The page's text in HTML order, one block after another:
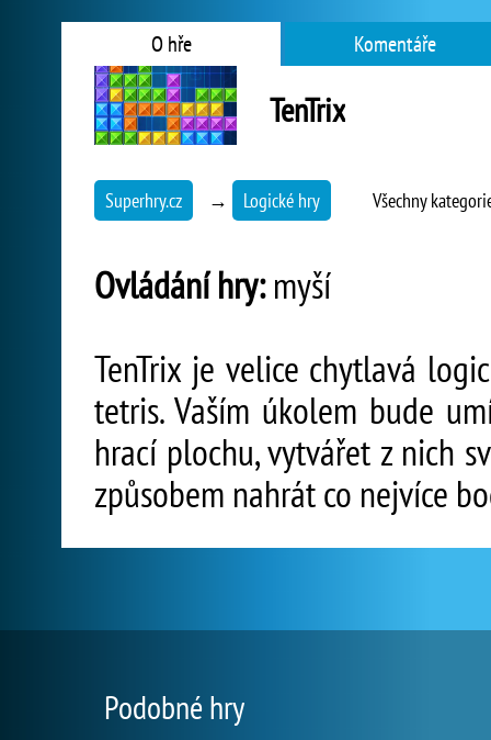
O hře Komentáře
TenTrix
Superhry.cz → Logické hry Všechny
Ovládání hry:myší
TenTrix je velice chytlavá
tetris. Vaším úkolem bude
hrací plochu, vytvářet z nich
způsobem nahrát co nejvíce
Podobné hry